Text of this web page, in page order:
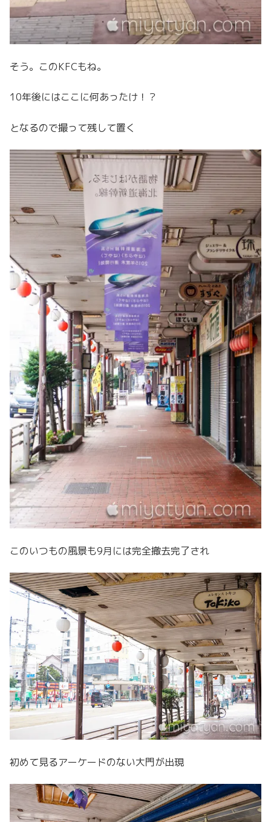
そう。このKFCもね。
10年後にはここに何あったけ！？
となるので撮って残して置く
このいつもの風景も9月には完全撤去完了され
初めて見るアーケードのない大門が出現